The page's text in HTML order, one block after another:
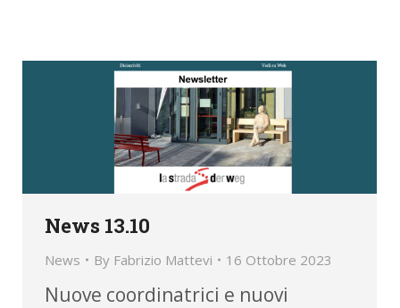
News 13.10
News By Fabrizio Mattevi 16 Ottobre 2023
Nuove coordinatrici e nuovi